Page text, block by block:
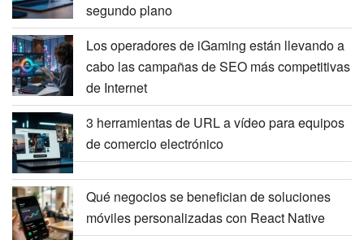
segundo plano
Los operadores de iGaming están llevando a
cabo las campañas de SEO más competitivas
de Internet
3 herramientas de URL a vídeo para equipos
de comercio electrónico
Qué negocios se benefician de soluciones
móviles personalizadas con React Native